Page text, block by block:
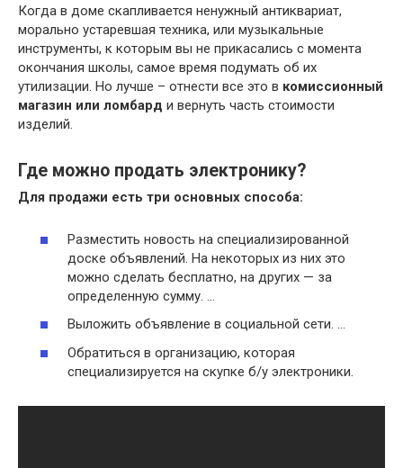
Когда в доме скапливается ненужный антиквариат,
морально устаревшая техника, или музыкальные
инструменты, к которым вы не прикасались с момента
окончания школы, самое время подумать об их
утилизации. Но лучше – отнести все это в комиссионный
магазин или ломбард и вернуть часть стоимости
изделий.
Где можно продать электронику?
Для продажи есть три основных способа:
Разместить новость на специализированной
доске объявлений. На некоторых из них это
можно сделать бесплатно, на других — за
определенную сумму. …
Выложить объявление в социальной сети. …
Обратиться в организацию, которая
специализируется на скупке б/у электроники.